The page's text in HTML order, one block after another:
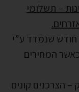
– תשלומי
שנמדד ע”י
המחירים
הצרכנים קונים